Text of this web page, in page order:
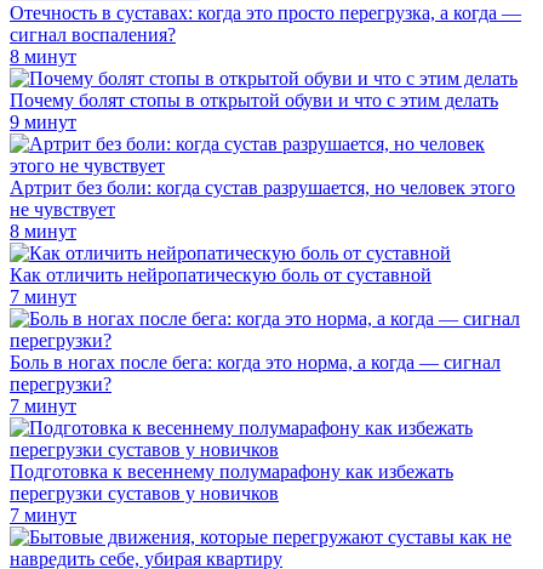
Отечность в суставах: когда это просто перегрузка, а когда —
сигнал воспаления?
8 минут
Почему болят стопы в открытой обуви и что с этим делать
9 минут
Артрит без боли: когда сустав разрушается, но человек этого
не чувствует
8 минут
Как отличить нейропатическую боль от суставной
7 минут
Боль в ногах после бега: когда это норма, а когда — сигнал
перегрузки?
7 минут
Подготовка к весеннему полумарафону как избежать
перегрузки суставов у новичков
7 минут